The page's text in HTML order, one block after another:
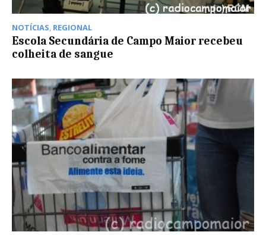
NOTÍCIAS, REGIONAL
Escola Secundária de Campo Maior recebeu
colheita de sangue